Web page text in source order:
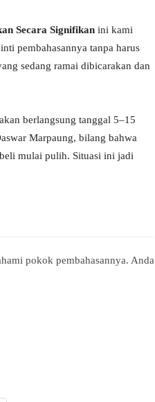
Secara Signifikan ini kami
pembahasannya tanpa harus
sedang ramai dibicarakan dan
berlangsung tanggal 5–15
Marpaung, bilang bahwa
mulai pulih. Situasi ini jadi
pokok pembahasannya. Anda